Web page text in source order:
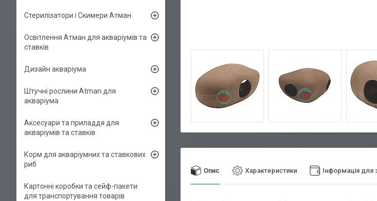
Опис Характеристики Інформація для
Стерилізатори і Скимери Атман
Освітлення Атман для акваріумів та
ставків
Дизайн акваріума
Штучні рослини Atman для
акваріума
Аксесуари та приладдя для
акваріумів та ставків
Корм для акваріумних та ставкових
риб
Картонні коробки та сейф-пакети
для транспортування товарів